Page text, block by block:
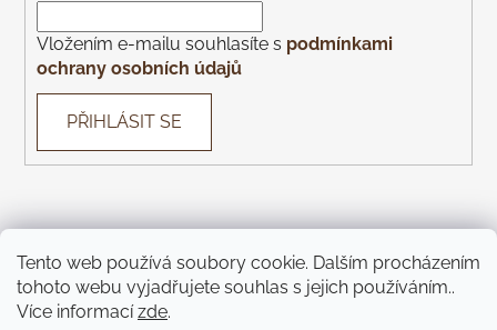
Tento web používá soubory cookie. Dalším procházením
tohoto webu vyjadřujete souhlas s jejich používáním..
Více informacízde.
Vložením e-mailu souhlasíte s podmínkami
ochrany osobních údajů
PŘIHLÁSIT SE
Con Gusto Con Gusto Catering KOREK Wines Piazza
Monte Bú Pivnice U Čápa